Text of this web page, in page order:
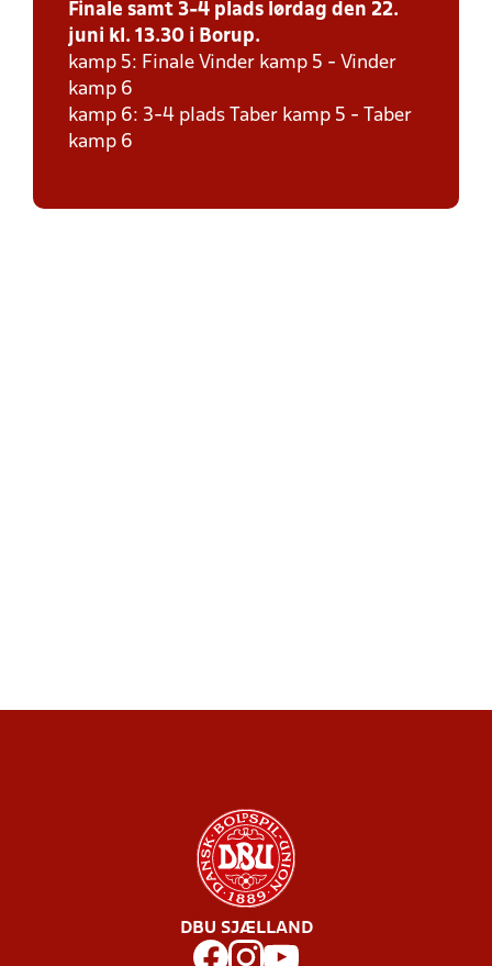
Finale samt 3-4 plads lørdag den 22.
juni kl. 13.30 i Borup.
kamp 5: Finale Vinder kamp 5 - Vinder
kamp 6
kamp 6: 3-4 plads Taber kamp 5 - Taber
kamp 6
DBU SJÆLLAND